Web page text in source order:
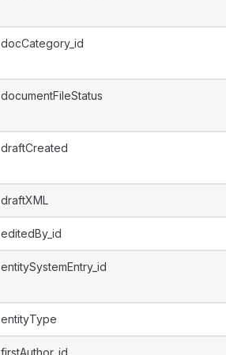
docCategory_id
documentFileStatus
draftCreated
draftXML
editedBy_id
entitySystemEntry_id
entityType
firstAuthor_id